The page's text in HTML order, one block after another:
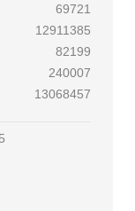
69721
12911385
82199
240007
13068457